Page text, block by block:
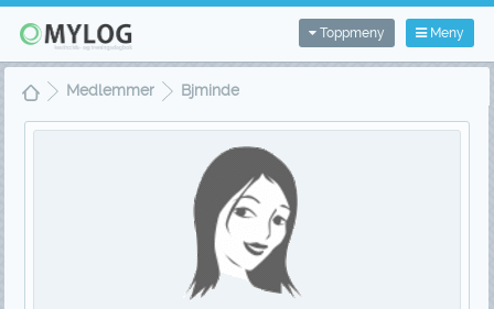
Meny
Toppmeny
Medlemmer Bjminde